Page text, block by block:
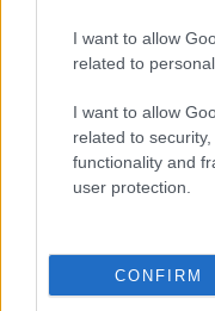
I want to allow
related to
I want to allow
related to
functionality and
user protection.
CONFIRM
Magyarország